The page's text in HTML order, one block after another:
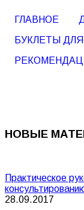
ГЛАВНОЕ
БУКЛЕТЫ
НОВЫЕ
Практическое
28.09.2017